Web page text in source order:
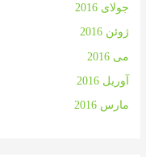
جولای 2016
ژوئن 2016
می 2016
آوریل 2016
مارس 2016